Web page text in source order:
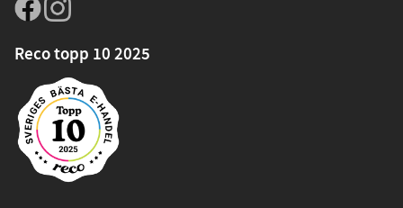
Reco topp 10 2025